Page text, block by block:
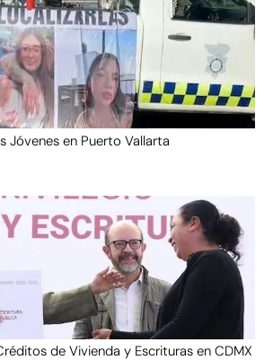
Jóvenes en Puerto Vallarta
de Vivienda y Escrituras en CDMX